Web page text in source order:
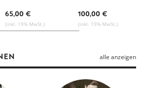
65,00 €
(inkl. 19% MwSt.)
100,00 €
(inkl. 19% MwSt.)
alle anzeigen